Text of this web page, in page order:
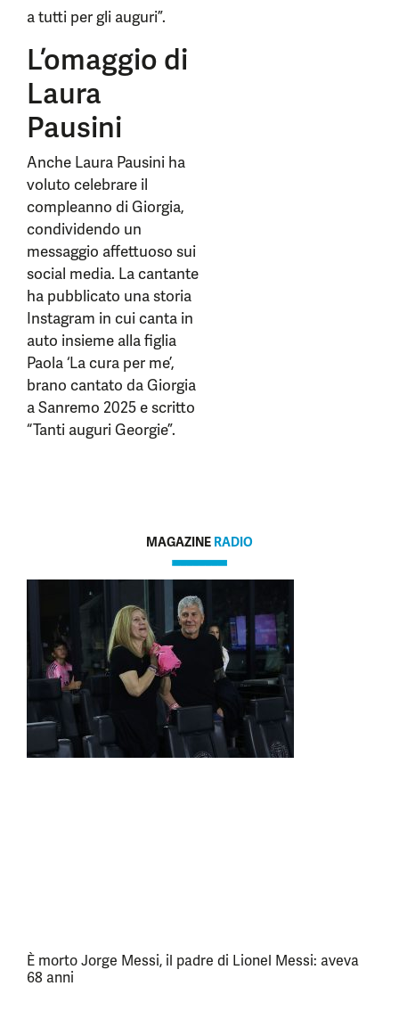
a tutti per gli auguri”.
L’omaggio di
Laura
Pausini
Anche Laura Pausini ha
voluto celebrare il
compleanno di Giorgia,
condividendo un
messaggio affettuoso sui
social media. La cantante
ha pubblicato una storia
Instagram in cui canta in
auto insieme alla figlia
Paola ‘La cura per me’,
brano cantato da Giorgia
a Sanremo 2025 e scritto
“Tanti auguri Georgie”.
MAGAZINE RADIO
È morto Jorge Messi, il padre di Lionel Messi: aveva
68 anni